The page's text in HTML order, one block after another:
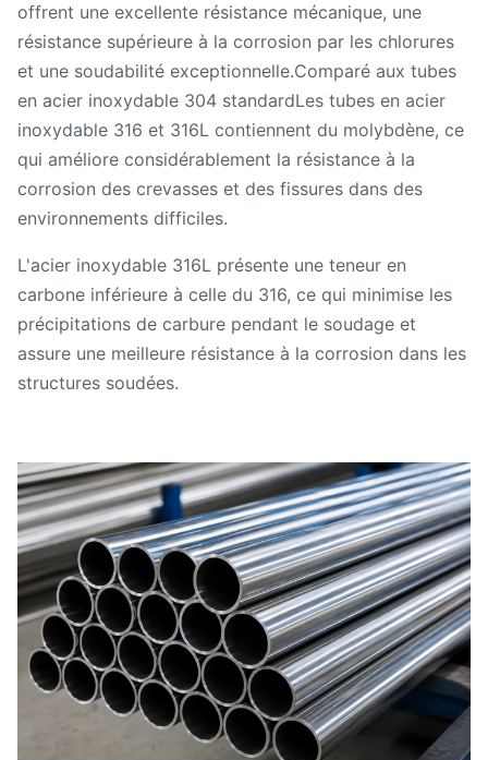
offrent une excellente résistance mécanique, une
résistance supérieure à la corrosion par les chlorures
et une soudabilité exceptionnelle.Comparé aux tubes
en acier inoxydable 304 standardLes tubes en acier
inoxydable 316 et 316L contiennent du molybdène, ce
qui améliore considérablement la résistance à la
corrosion des crevasses et des fissures dans des
environnements difficiles.
L'acier inoxydable 316L présente une teneur en
carbone inférieure à celle du 316, ce qui minimise les
précipitations de carbure pendant le soudage et
assure une meilleure résistance à la corrosion dans les
structures soudées.